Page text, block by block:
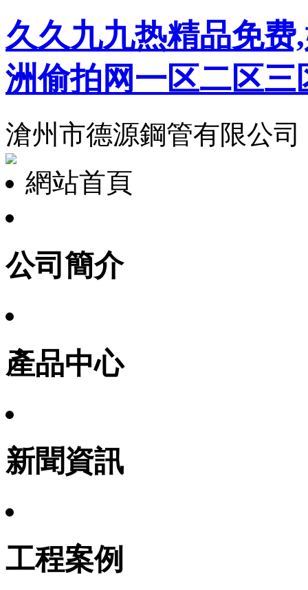
久久九九热精品免
洲偷拍网一区二区三
滄州市德源鋼管有限公司
網站首頁
公司簡介
產品中心
新聞資訊
工程案例